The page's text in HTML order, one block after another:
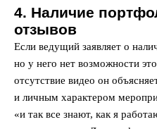
4. Наличие
отзывов
Если ведущий заявляет о
но у него нет возможности
отсутствие видео он
и личным характером
«и так все знают, как я